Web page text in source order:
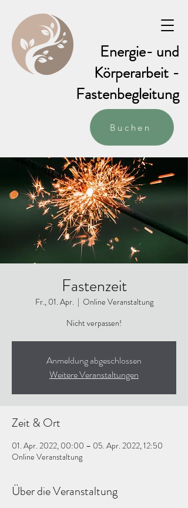
Energie- und
Körperarbeit -
Fastenbegleitung
Buchen
Fastenzeit
Fr., 01. Apr.
  |
Online Veranstaltung
Nicht verpassen!
Anmeldung abgeschlossen
Weitere Veranstaltungen
Zeit & Ort
01. Apr. 2022, 00:00 – 05. Apr. 2022, 12:50
Online Veranstaltung
Über die Veranstaltung